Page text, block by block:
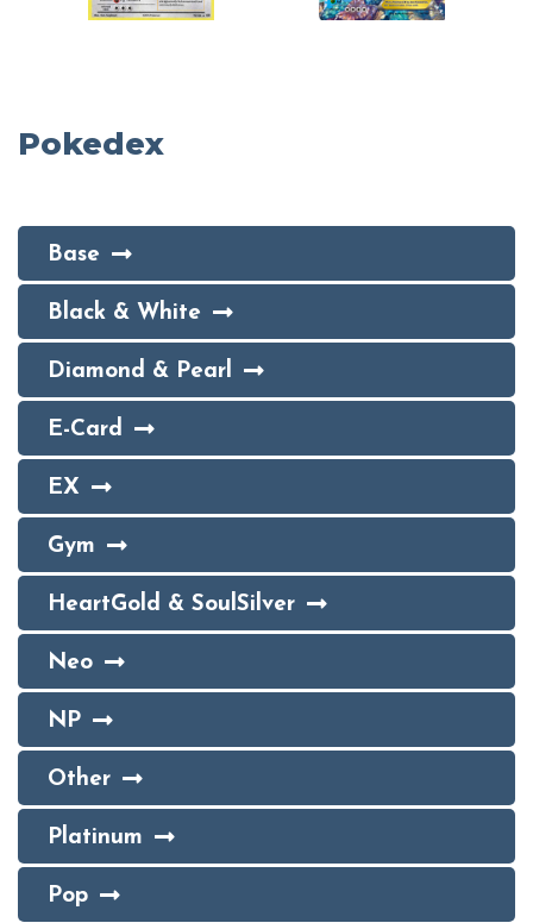
Pokedex
Base
Black & White
Diamond & Pearl
E-Card
EX
Gym
HeartGold & SoulSilver
Neo
NP
Other
Platinum
Pop